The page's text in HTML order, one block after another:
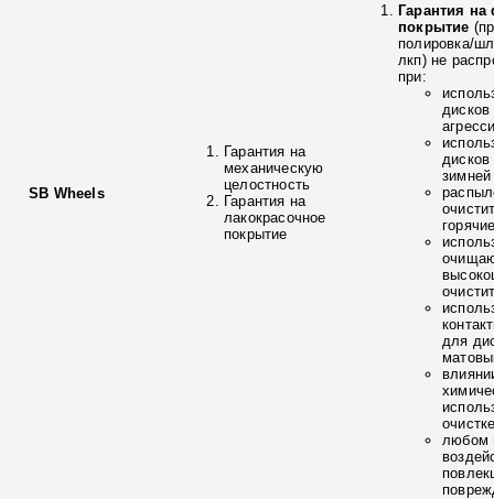
SB Wheels
Гарантия на
механическую
целостность
Гарантия на
лакокрасочное
покрытие
Гарантия
покрытие
полировка/
лкп) не
при:
зимней
для
любом